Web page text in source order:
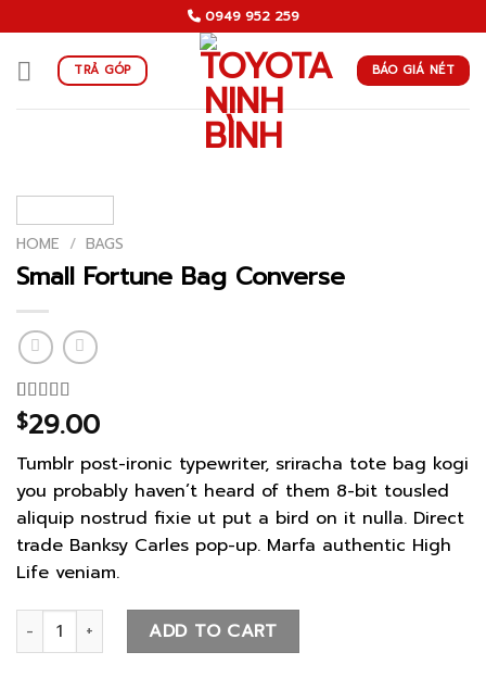
to
content
0949 952 259
TRẢ GÓP BÁO GIÁ NÉT
HOME / BAGS
Small Fortune Bag Converse
Rated
4.00out
based on
2
customer
ratings
$29.00
Tumblr post-ironic typewriter, sriracha tote bag kogi
you probably haven’t heard of them 8-bit tousled
aliquip nostrud fixie ut put a bird on it nulla. Direct
trade Banksy Carles pop-up. Marfa authentic High
Life veniam.
Small Fortune Bag Converse quantity
ADD TO CART